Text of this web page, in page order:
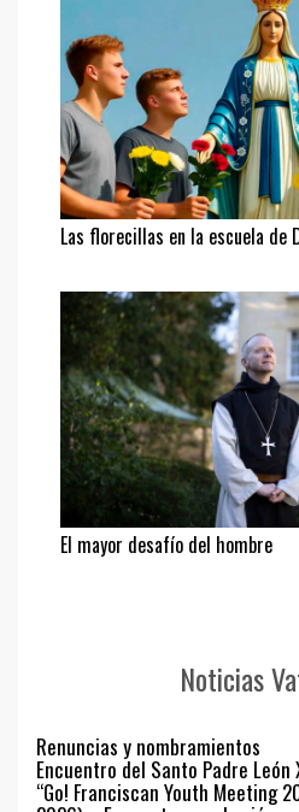
Las florecillas en la escuela de
El mayor desafío del hombre
Noticias
Renuncias y nombramientos
Encuentro del Santo Padre
“Go! Franciscan Youth Meeting